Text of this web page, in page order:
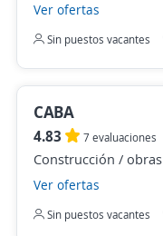
Ver ofertas
Sin puestos vacantes
CABA
4.83 7 evaluaciones
Construcción / obras
Ver ofertas
Sin puestos vacantes